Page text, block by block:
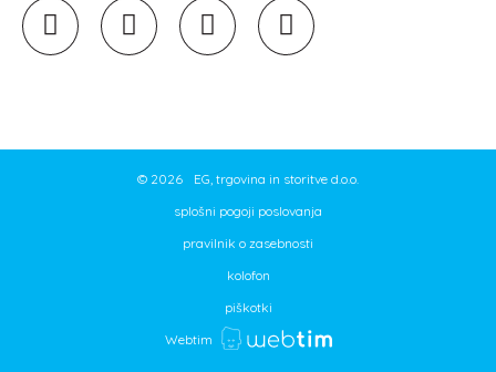
© 2026
EG, trgovina in storitve d.o.o.
splošni pogoji poslovanja
pravilnik o zasebnosti
kolofon
piškotki
Webtim